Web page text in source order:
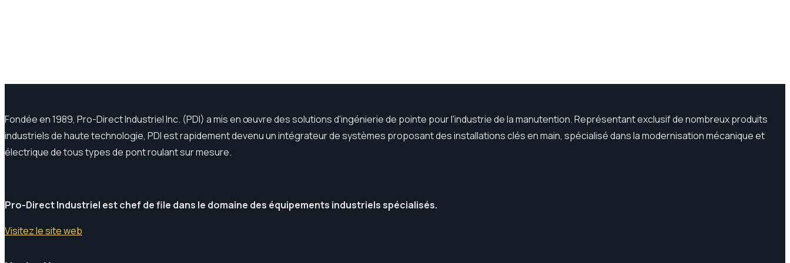
Fondée en 1989, Pro-Direct Industriel Inc. (PDI) a mis en œuvre des solutions d'ingénierie de pointe pour l'industrie de la manutention. Représentant exclusif de nombreux produits
industriels de haute technologie, PDI est rapidement devenu un intégrateur de systèmes proposant des installations clés en main, spécialisé dans la modernisation mécanique et
électrique de tous types de pont roulant sur mesure.
Pro-Direct Industriel est chef de file dans le domaine des équipements industriels spécialisés.
Visitez le site web